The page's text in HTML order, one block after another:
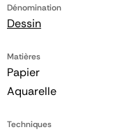
Dénomination
Dessin
Matières
Papier
Aquarelle
Techniques